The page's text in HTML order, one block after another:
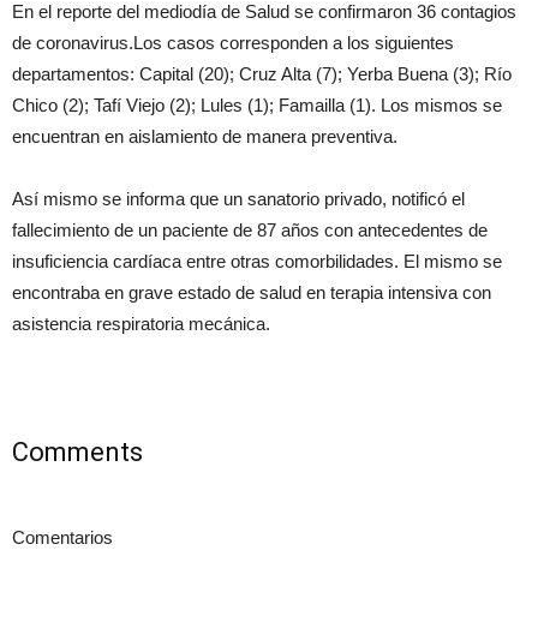
En el reporte del mediodía de Salud se confirmaron 36 contagios
de coronavirus.Los casos corresponden a los siguientes
departamentos: Capital (20); Cruz Alta (7); Yerba Buena (3); Río
Chico (2); Tafí Viejo (2); Lules (1); Famailla (1). Los mismos se
encuentran en aislamiento de manera preventiva.
Así mismo se informa que un sanatorio privado, notificó el
fallecimiento de un paciente de 87 años con antecedentes de
insuficiencia cardíaca entre otras comorbilidades. El mismo se
encontraba en grave estado de salud en terapia intensiva con
asistencia respiratoria mecánica.
Comments
Comentarios